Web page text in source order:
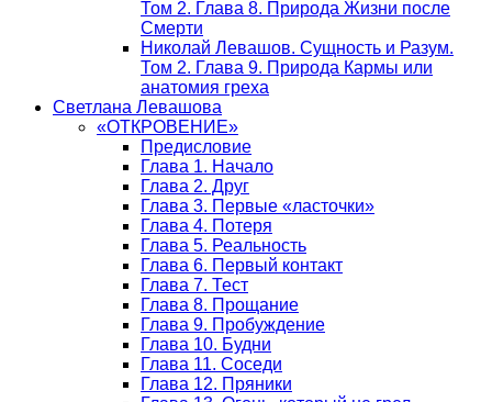
Том 2. Глава 8. Природа Жизни после
Смерти
Николай Левашов. Сущность и Разум.
Том 2. Глава 9. Природа Кармы или
анатомия греха
Светлана Левашова
«ОТКРОВЕНИЕ»
Предисловие
Глава 1. Начало
Глава 2. Друг
Глава 3. Первые «ласточки»
Глава 4. Потеря
Глава 5. Реальность
Глава 6. Первый контакт
Глава 7. Тест
Глава 8. Прощание
Глава 9. Пробуждение
Глава 10. Будни
Глава 11. Соседи
Глава 12. Пряники